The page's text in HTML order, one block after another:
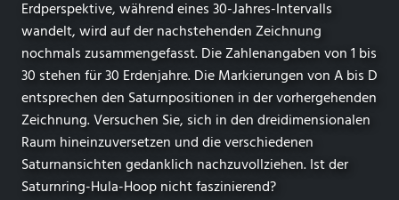
Erdperspektive, während eines 30-Jahres-Intervalls
wandelt, wird auf der nachstehenden Zeichnung
nochmals zusammengefasst. Die Zahlenangaben von 1 bis
30 stehen für 30 Erdenjahre. Die Markierungen von A bis D
entsprechen den Saturnpositionen in der vorhergehenden
Zeichnung. Versuchen Sie, sich in den dreidimensionalen
Raum hineinzuversetzen und die verschiedenen
Saturnansichten gedanklich nachzuvollziehen. Ist der
Saturnring-Hula-Hoop nicht faszinierend?